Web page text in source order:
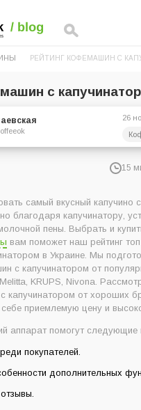
РЕЙТИНГ КОФЕМАШИН С
с
26
15
CafeRomatica NICR 825
ECAM 350.75.S
Dolce Gusto Genio S
CAFFEO BARISTA T
Nespresso Gran
EC 685.BK
Nespresso Gran
самый вкусный капучино
благодаря капучинатору,
пены. Выбрать и
вам поможет наш рейтинг топ
в Украине. Мы
с капучинатором от
KRUPS, Nivona.
капучинатором от хороших
приемлемую цену и
аппарат помогут следующие
покупателей.
дополнительных